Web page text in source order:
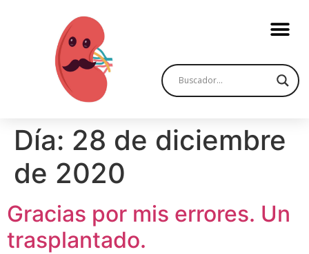
Día: 28 de diciembre
de 2020
Gracias por mis errores. Un
trasplantado.